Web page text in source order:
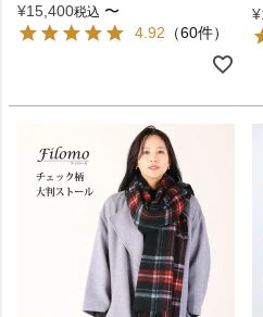
¥15,400税込 〜
4.92 （60件）
¥